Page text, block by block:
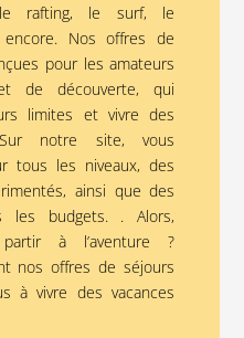
le rafting, le surf, le
Nos offres de
pour les amateurs
de découverte, qui
limites et vivre des
notre site, vous
tous les niveaux, des
ainsi que des
les budgets. . Alors,
partir à l’aventure ?
nos offres de séjours
à vivre des vacances